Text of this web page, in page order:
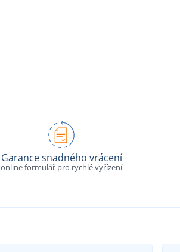
Garance snadného vrácení
online formulář pro rychlé vyřízení